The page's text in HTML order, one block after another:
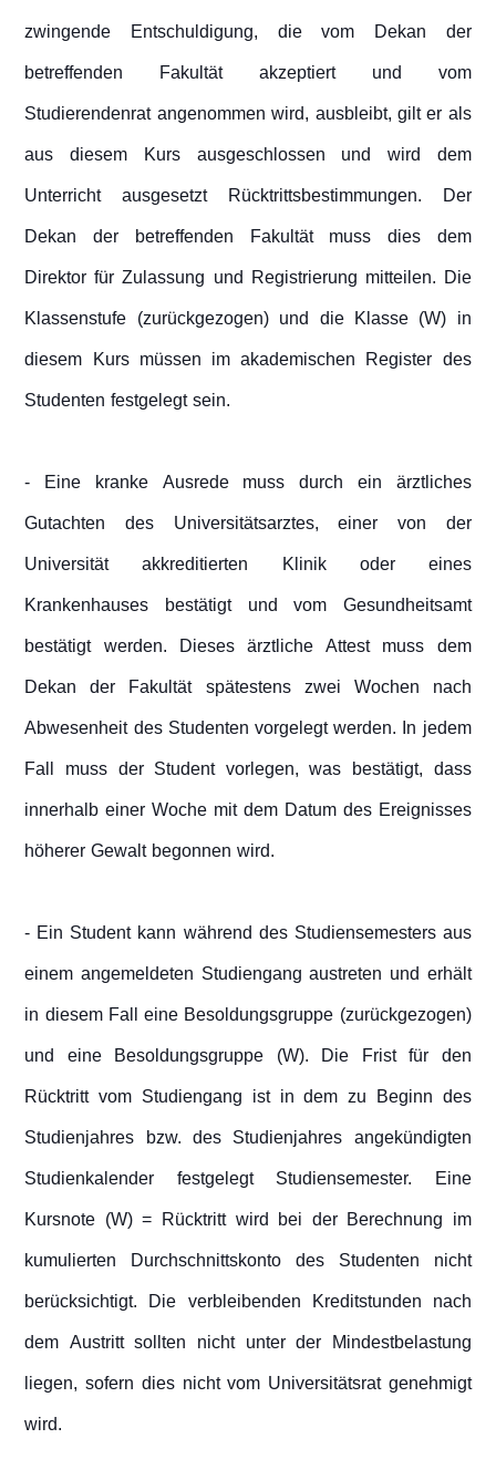
zwingende Entschuldigung, die vom Dekan der
betreffenden Fakultät akzeptiert und vom
Studierendenrat angenommen wird, ausbleibt, gilt er als
aus diesem Kurs ausgeschlossen und wird dem
Unterricht ausgesetzt Rücktrittsbestimmungen. Der
Dekan der betreffenden Fakultät muss dies dem
Direktor für Zulassung und Registrierung mitteilen. Die
Klassenstufe (zurückgezogen) und die Klasse (W) in
diesem Kurs müssen im akademischen Register des
Studenten festgelegt sein.
- Eine kranke Ausrede muss durch ein ärztliches
Gutachten des Universitätsarztes, einer von der
Universität akkreditierten Klinik oder eines
Krankenhauses bestätigt und vom Gesundheitsamt
bestätigt werden. Dieses ärztliche Attest muss dem
Dekan der Fakultät spätestens zwei Wochen nach
Abwesenheit des Studenten vorgelegt werden. In jedem
Fall muss der Student vorlegen, was bestätigt, dass
innerhalb einer Woche mit dem Datum des Ereignisses
höherer Gewalt begonnen wird.
- Ein Student kann während des Studiensemesters aus
einem angemeldeten Studiengang austreten und erhält
in diesem Fall eine Besoldungsgruppe (zurückgezogen)
und eine Besoldungsgruppe (W). Die Frist für den
Rücktritt vom Studiengang ist in dem zu Beginn des
Studienjahres bzw. des Studienjahres angekündigten
Studienkalender festgelegt Studiensemester. Eine
Kursnote (W) = Rücktritt wird bei der Berechnung im
kumulierten Durchschnittskonto des Studenten nicht
berücksichtigt. Die verbleibenden Kreditstunden nach
dem Austritt sollten nicht unter der Mindestbelastung
liegen, sofern dies nicht vom Universitätsrat genehmigt
wird.